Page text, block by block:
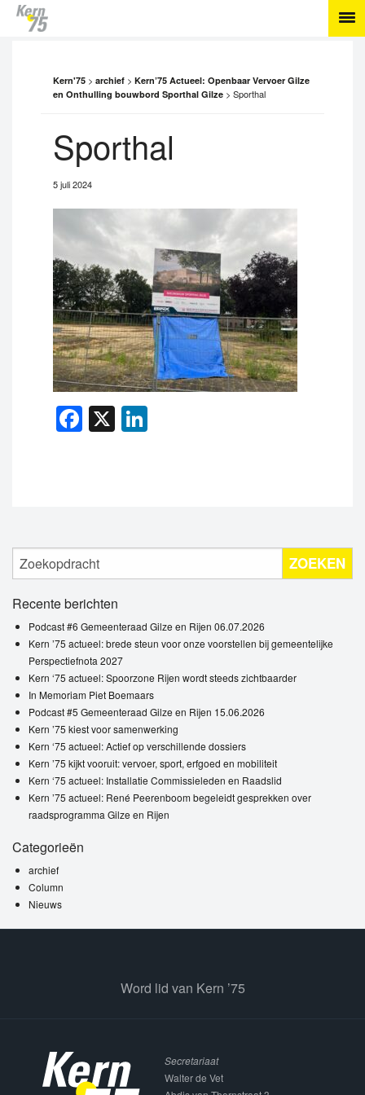
Kern'75 > archief > Kern’75 Actueel: Openbaar Vervoer Gilze
en Onthulling bouwbord Sporthal Gilze > Sporthal
Sporthal
5 juli 2024
Facebook
X
ZOEKEN
Recente berichten
Podcast #6 Gemeenteraad Gilze en Rijen 06.07.2026
Kern ’75 actueel: brede steun voor onze voorstellen bij gemeentelijke
Perspectiefnota 2027
Kern ‘75 actueel: Spoorzone Rijen wordt steeds zichtbaarder
In Memoriam Piet Boemaars
Podcast #5 Gemeenteraad Gilze en Rijen 15.06.2026
Kern ’75 kiest voor samenwerking
Kern ‘75 actueel: Actief op verschillende dossiers
Kern ’75 kijkt vooruit: vervoer, sport, erfgoed en mobiliteit
Kern ‘75 actueel: Installatie Commissieleden en Raadslid
Kern ’75 actueel: René Peerenboom begeleidt gesprekken over
raadsprogramma Gilze en Rijen
Categorieën
archief
Column
Nieuws
Word lid van Kern ’75
Secretariaat
Walter de Vet